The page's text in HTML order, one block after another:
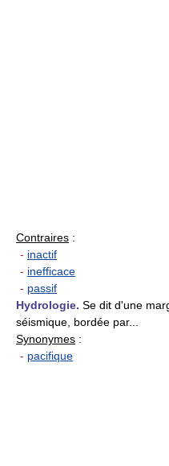
Contraires :
- inactif
- inefficace
- passif
Hydrologie. Se dit d'une
séismique, bordée par...
Synonymes :
- pacifique